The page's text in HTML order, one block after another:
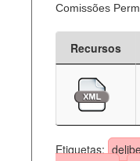
Comissões
Recursos
Etiquetas: